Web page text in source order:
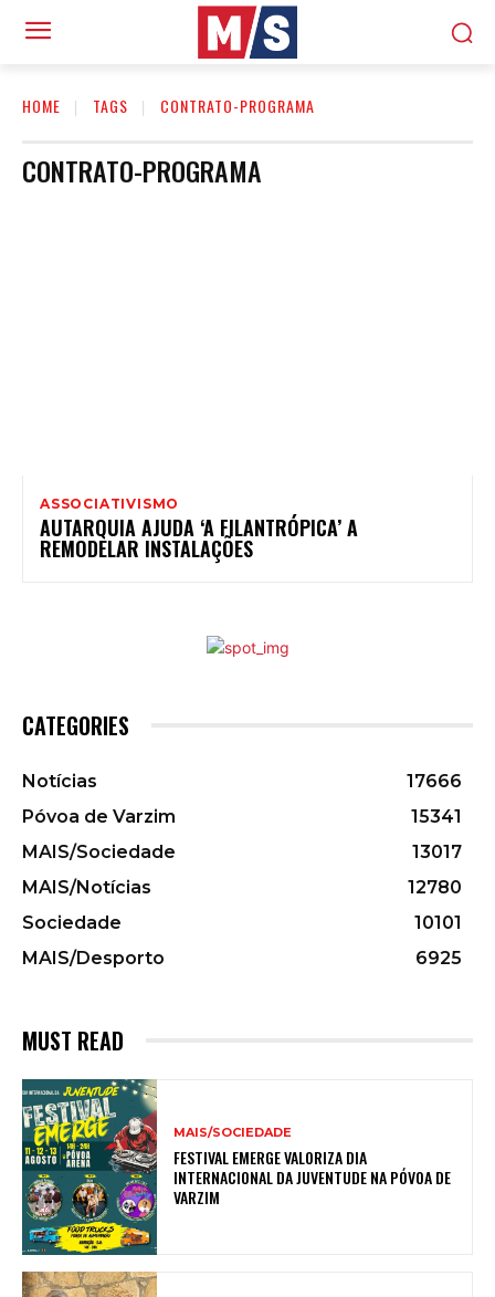
HOME TAGS CONTRATO-PROGRAMA
CONTRATO-PROGRAMA
ASSOCIATIVISMO
AUTARQUIA AJUDA ‘A FILANTRÓPICA’ A
REMODELAR INSTALAÇÕES
CATEGORIES
Notícias
17666
Póvoa de Varzim
15341
MAIS/Sociedade
13017
MAIS/Notícias
12780
Sociedade
10101
MAIS/Desporto
6925
MUST READ
MAIS/SOCIEDADE
FESTIVAL EMERGE VALORIZA DIA
INTERNACIONAL DA JUVENTUDE NA PÓVOA DE
VARZIM